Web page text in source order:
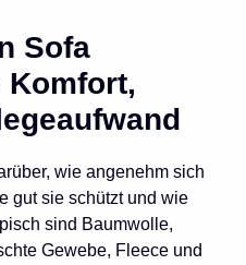
Sofa
Komfort,
wie angenehm sich
gut sie schützt und wie
sind Baumwolle,
Gewebe, Fleece und